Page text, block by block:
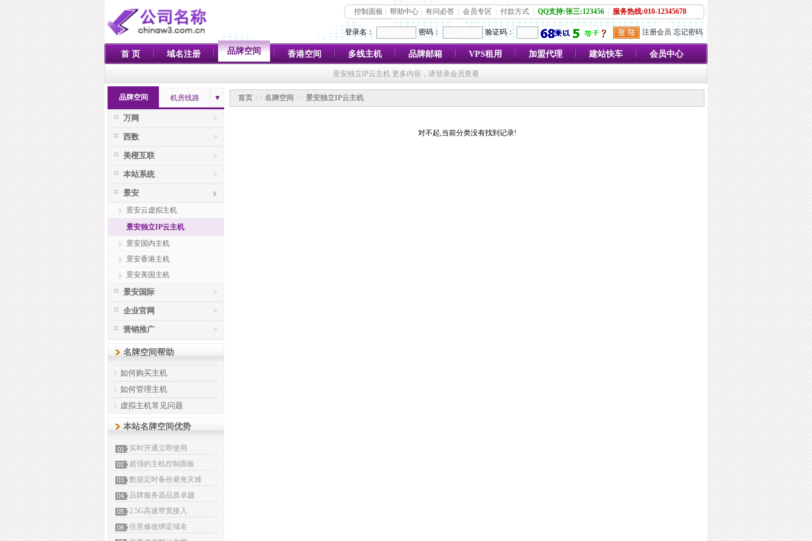
控制面板 帮助中心 有问必答 会员专区 付款方式 QQ支持:张三:123456 服务热线:010-12345678
登录名： 密码： 验证码： 注册会员 忘记密码
首 页 域名注册 品牌空间 香港空间 多线主机 品牌邮箱 VPS租用 加盟代理 建站快车 会员中心
景安独立IP云主机 更多内容，请登录会员查看
品牌空间 机房线路 ▼
>
万网
>
西数
>
美橙互联
>
本站系统
∨
景安
景安云虚拟主机
景安独立IP云主机
景安国内主机
景安香港主机
景安美国主机
>
景安国际
>
企业官网
>
营销推广
名牌空间帮助
如何购买主机
如何管理主机
虚拟主机常见问题
本站名牌空间优势
实时开通立即使用
超强的主机控制面板
数据定时备份避免灾难
品牌服务器品质卓越
2.5G高速带宽接入
任意修改绑定域名
首页 >> 名牌空间 >> 景安独立IP云主机
对不起,当前分类没有找到记录!